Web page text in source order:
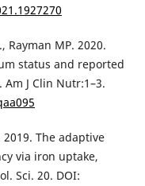
Rayman MP. 2020.
status and reported
J Clin Nutr:1–3.
2019. The adaptive
via iron uptake,
Sci. 20. DOI: